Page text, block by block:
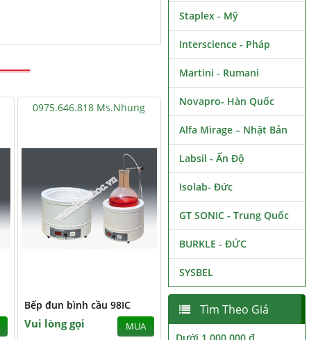
0975.646.818 Ms.Nhung
Bếp đun bình cầu 98IC
Vui lòng gọi MUA
Staplex - Mỹ
Interscience - Pháp
Martini - Rumani
Novapro- Hàn Quốc
Alfa Mirage – Nhật Bản
Labsil - Ấn Độ
Isolab- Đức
GT SONIC - Trung Quốc
BURKLE - ĐỨC
SYSBEL
Tìm Theo Giá